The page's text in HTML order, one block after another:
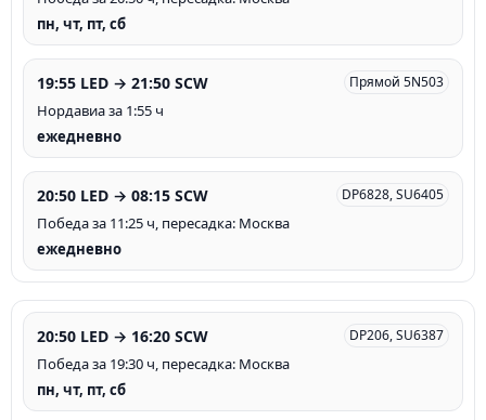
пн, чт, пт, сб
19:55 LED → 21:50 SCW Прямой 5N503
Нордавиа за 1:55 ч
ежедневно
20:50 LED → 08:15 SCW DP6828, SU6405
Победа за 11:25 ч, пересадка: Москва
ежедневно
20:50 LED → 16:20 SCW DP206, SU6387
Победа за 19:30 ч, пересадка: Москва
пн, чт, пт, сб